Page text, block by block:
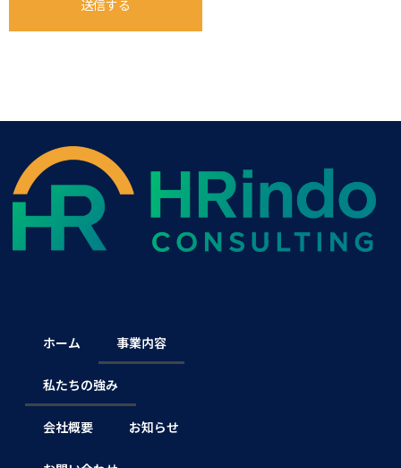
ホーム 事業内容
私たちの強み
会社概要 お知らせ